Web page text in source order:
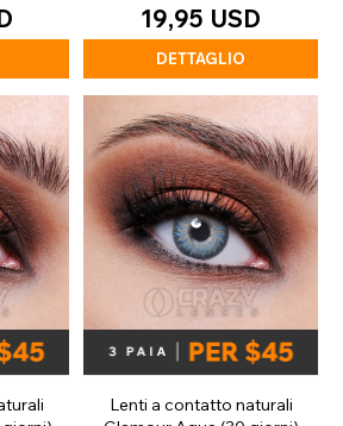
19,95 USD
DETTAGLIO
Lenti a contatto naturali